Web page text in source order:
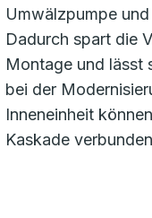
Umwälzpumpe
Dadurch spart die
Montage und lässt
bei der
Inneneinheit
Kaskade